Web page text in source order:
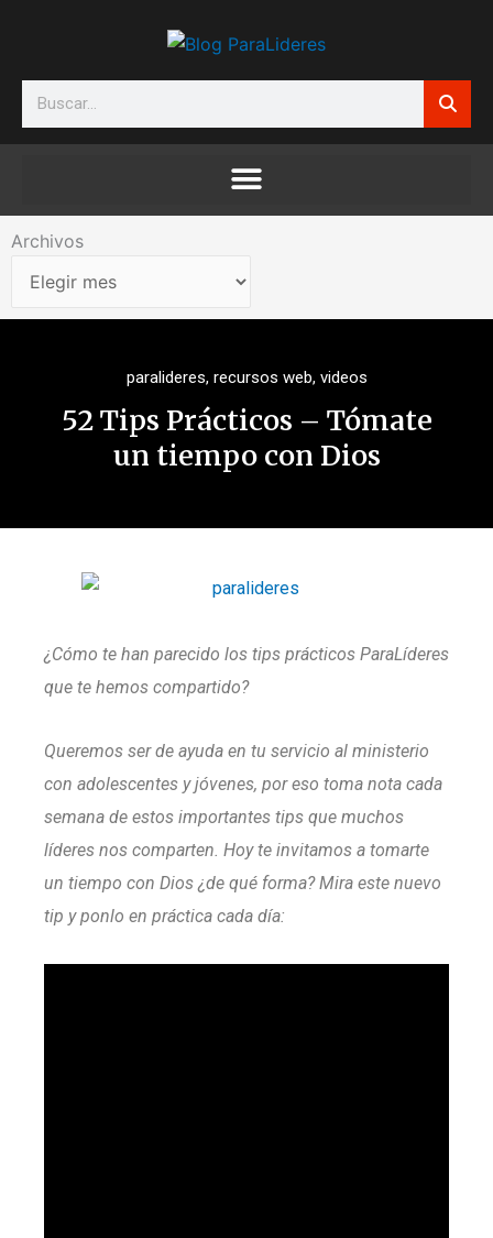
Search
Archivos
Archivos
paralideres, recursos web, videos
52 Tips Prácticos – Tómate
un tiempo con Dios
¿Cómo te han parecido los tips prácticos ParaLíderes
que te hemos compartido?
Queremos ser de ayuda en tu servicio al ministerio
con adolescentes y jóvenes, por eso toma nota cada
semana de estos importantes tips que muchos
líderes nos comparten. Hoy te invitamos a tomarte
un tiempo con Dios ¿de qué forma? Mira este nuevo
tip y ponlo en práctica cada día: